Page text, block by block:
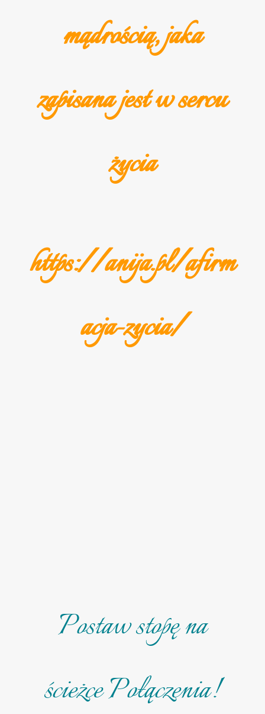
mądrością, jaka
zapisana jest w sercu
życia
https://anija.pl/afirm
acja-zycia/
Postaw stopę na
ścieżce Połączenia!